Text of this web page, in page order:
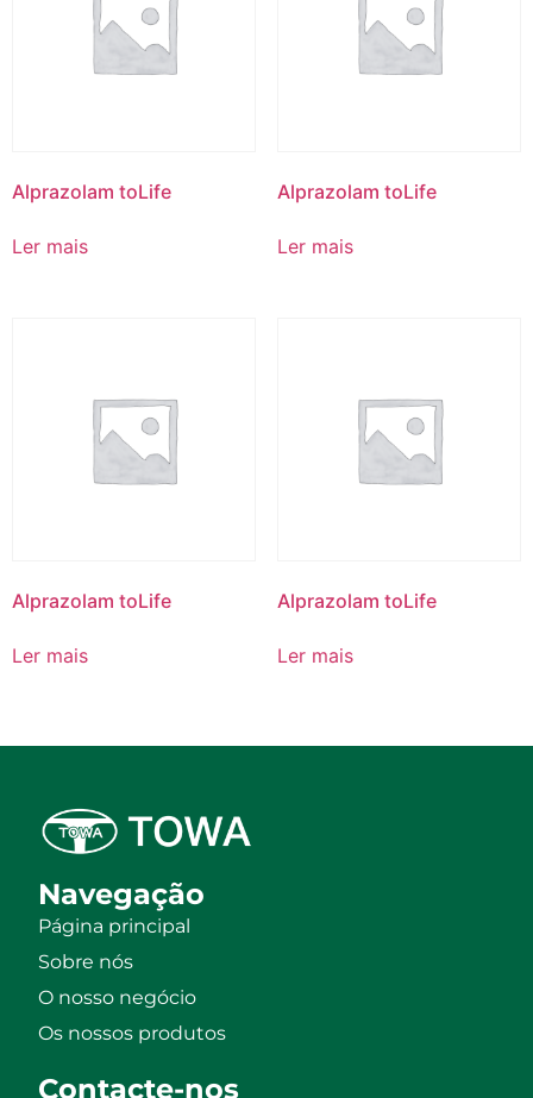
Alprazolam toLife
Ler mais
Alprazolam toLife
Ler mais
Alprazolam toLife
Ler mais
Alprazolam toLife
Ler mais
Navegação
Página principal
Sobre nós
O nosso negócio
Os nossos produtos
Contacte-nos